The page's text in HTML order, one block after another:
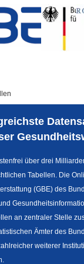
über drei
Tabellen. Die
(GBE) des
an zentraler Stelle
Ämter des
weiterer